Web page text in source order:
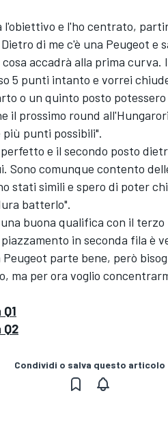
l'obiettivo e l'ho centrato,
di me c'è una Peugeot e
accadrà alla prima curva.
5 punti intanto e vorrei
o un quinto posto
il prossimo round
punti possibili".
e il secondo posto
Sono comunque contento
stati simili e spero di poter
batterlo".
buona qualifica con il
in seconda fila è
parte bene, però
ma per ora voglio
Condividi o salva questo articolo